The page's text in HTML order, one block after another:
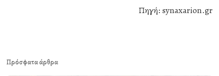
Πηγή: synaxarion.gr
Πρόσφατα άρθρα